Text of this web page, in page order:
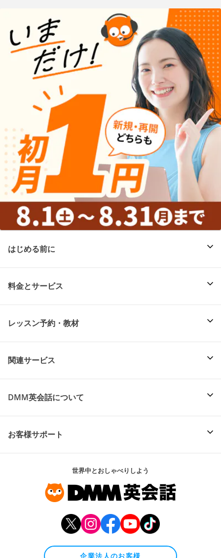
はじめる前に
料金とサービス
レッスン予約・教材
関連サービス
DMM英会話について
お客様サポート
世界中とおしゃべりしよう
企業法人のお客様